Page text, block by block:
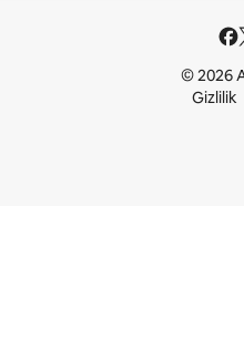
© 2026
Gizlilik